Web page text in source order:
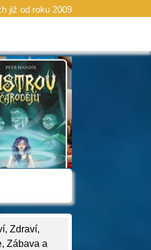
již od roku 2009
, Zdraví,
, Zábava a